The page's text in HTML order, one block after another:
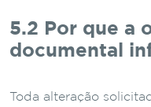
5.2 Por que a
documental
Toda alteração